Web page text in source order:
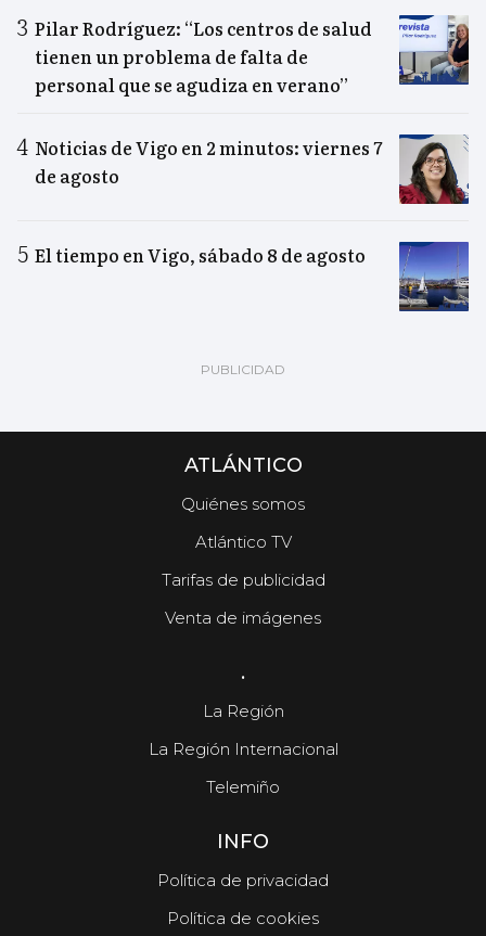
Pilar Rodríguez: “Los centros de salud
tienen un problema de falta de
personal que se agudiza en verano”
Noticias de Vigo en 2 minutos: viernes 7
de agosto
El tiempo en Vigo, sábado 8 de agosto
ATLÁNTICO
Quiénes somos
Atlántico TV
Tarifas de publicidad
Venta de imágenes
.
La Región
La Región Internacional
Telemiño
INFO
Política de privacidad
Política de cookies